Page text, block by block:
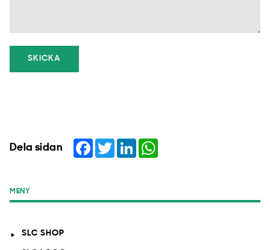
SKICKA
Dela sidan Facebook
TwitterLinkedIn
MENY
SLC SHOP